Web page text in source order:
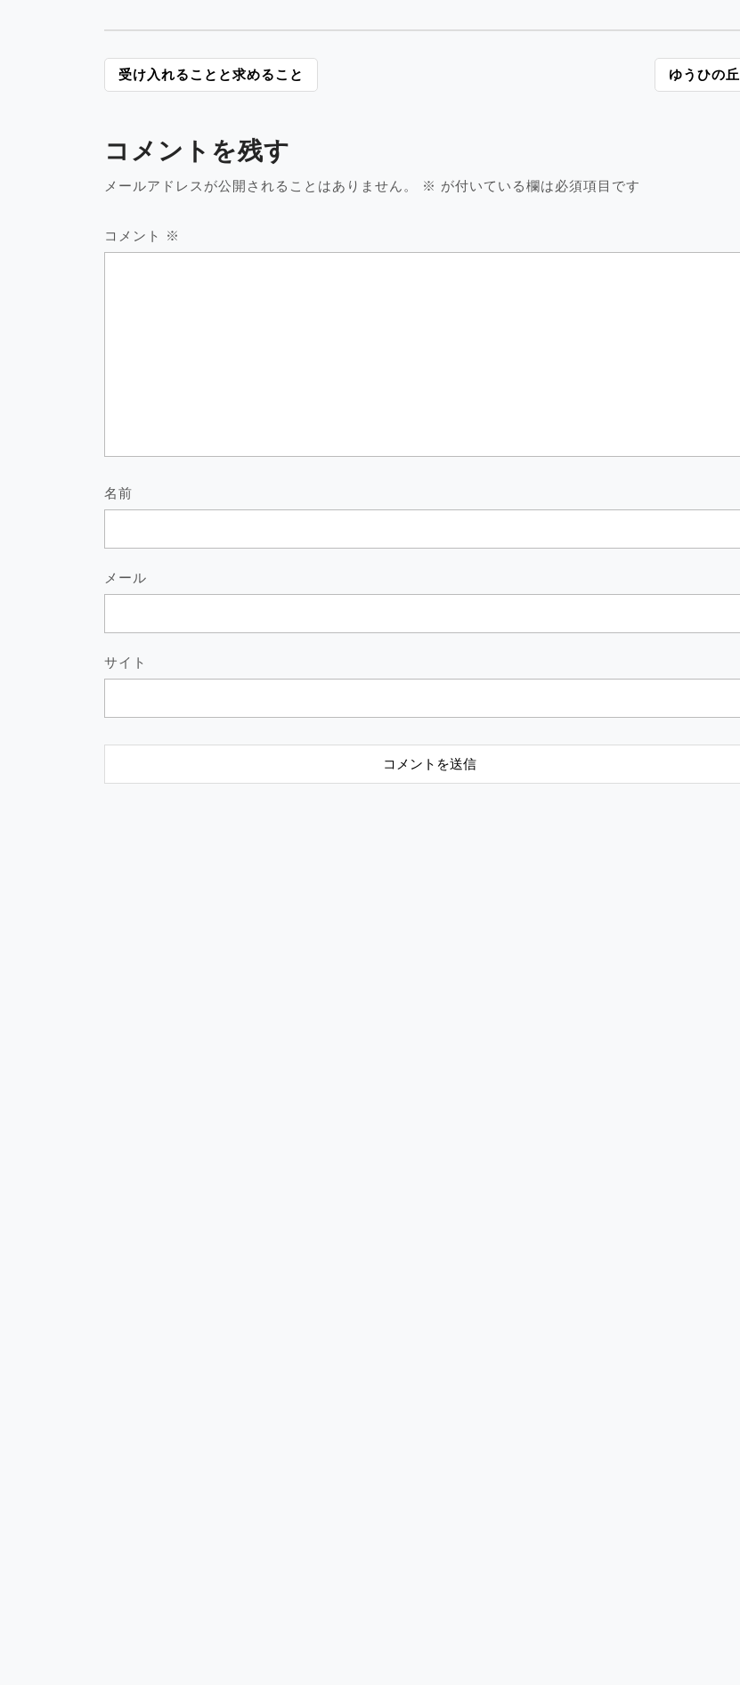
投
稿
ビ
ゲ
ー
ョ
ン
受け入れることと求めること ゆうひの丘
コメントを残す
メールアドレスが公開されることはありません。 ※ が付いている欄は必須項目です
コメント ※
名前
メール
サイト